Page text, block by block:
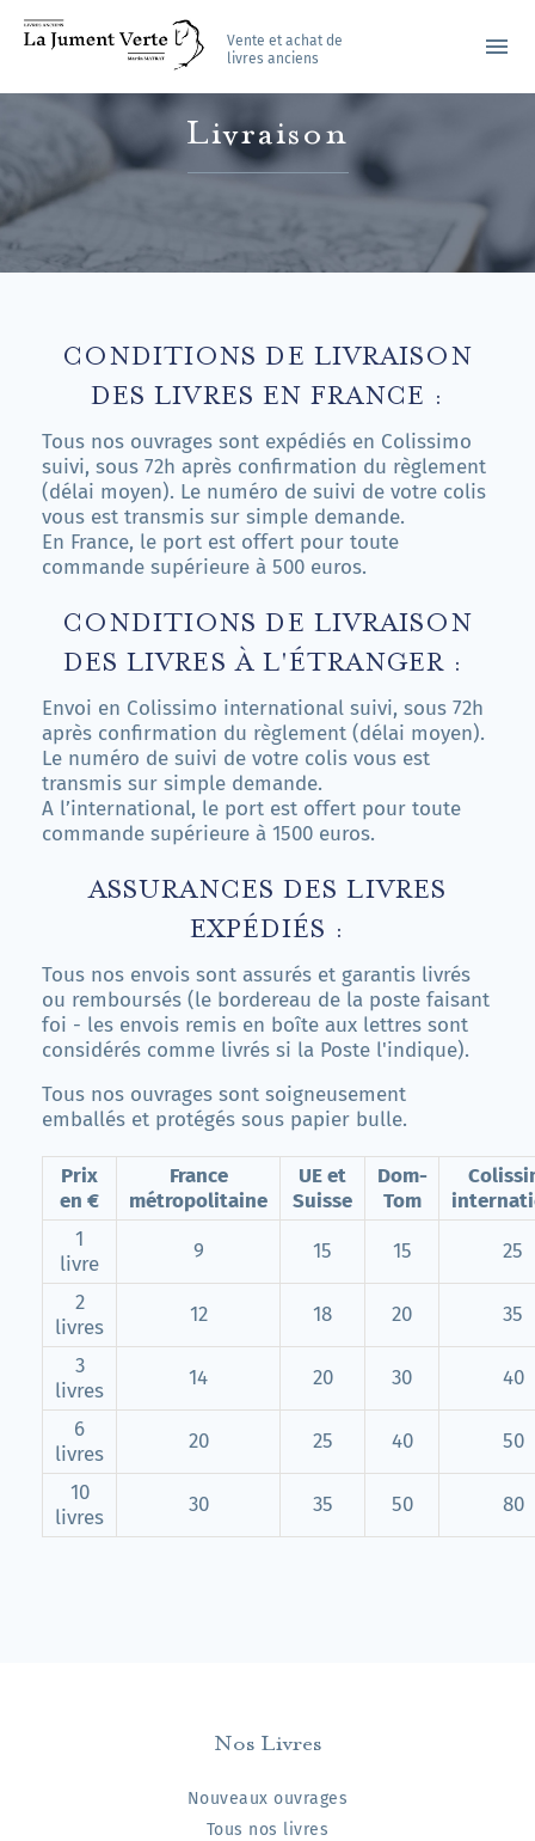
Vente et achat de
livres anciens
menu
Livraison
CONDITIONS DE LIVRAISON
DES LIVRES EN FRANCE :
Tous nos ouvrages sont expédiés en Colissimo
suivi, sous 72h après confirmation du règlement
(délai moyen). Le numéro de suivi de votre colis
vous est transmis sur simple demande.
En France, le port est offert pour toute
commande supérieure à 500 euros.
CONDITIONS DE LIVRAISON
DES LIVRES À L'ÉTRANGER :
Envoi en Colissimo international suivi, sous 72h
après confirmation du règlement (délai moyen).
Le numéro de suivi de votre colis vous est
transmis sur simple demande.
A l’international, le port est offert pour toute
commande supérieure à 1500 euros.
ASSURANCES DES LIVRES
EXPÉDIÉS :
Tous nos envois sont assurés et garantis livrés
ou remboursés (le bordereau de la poste faisant
foi - les envois remis en boîte aux lettres sont
considérés comme livrés si la Poste l'indique).
Tous nos ouvrages sont soigneusement
emballés et protégés sous papier bulle.
Prix
en €
France
métropolitaine
UE et
Suisse
Dom-
Tom
1
livre
9 15 15 25
2
livres
12 18 20 35
3
livres
14 20 30 40
6
livres
20 25 40 50
10
livres
30 35 50 80
Nos Livres
Nouveaux ouvrages
Tous nos livres